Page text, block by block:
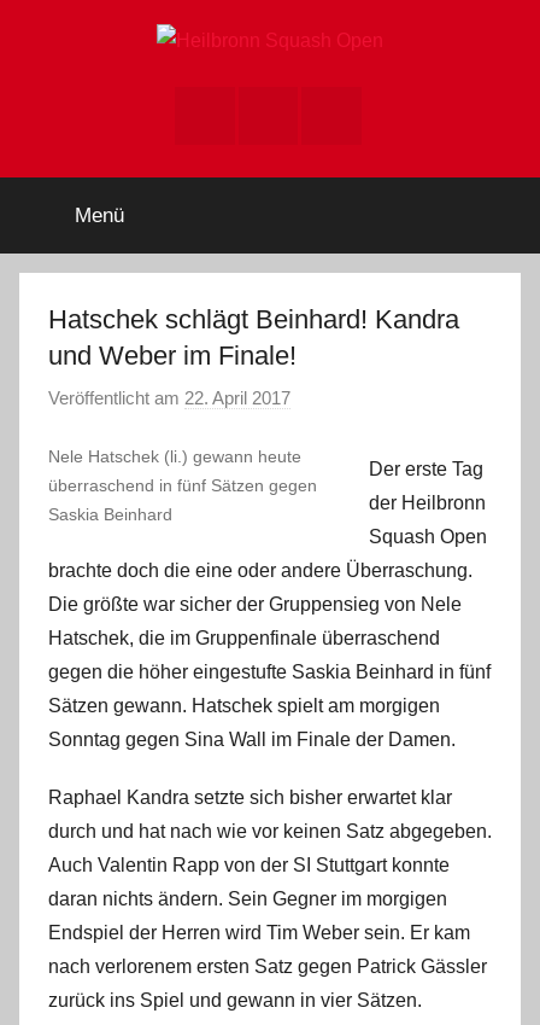
Open
Menü
Hatschek schlägt Beinhard! Kandra
und Weber im Finale!
Veröffentlicht am 22. April 2017
n
A
Nele Hatschek (li.) gewann heute
überraschend in fünf Sätzen gegen
Saskia Beinhard
Der erste Tag
der Heilbronn
Squash Open
brachte doch die eine oder andere Überraschung.
Die größte war sicher der Gruppensieg von Nele
Hatschek, die im Gruppenfinale überraschend
gegen die höher eingestufte Saskia Beinhard in fünf
Sätzen gewann. Hatschek spielt am morgigen
Sonntag gegen Sina Wall im Finale der Damen.
Raphael Kandra setzte sich bisher erwartet klar
durch und hat nach wie vor keinen Satz abgegeben.
Auch Valentin Rapp von der SI Stuttgart konnte
daran nichts ändern. Sein Gegner im morgigen
Endspiel der Herren wird Tim Weber sein. Er kam
nach verlorenem ersten Satz gegen Patrick Gässler
zurück ins Spiel und gewann in vier Sätzen.